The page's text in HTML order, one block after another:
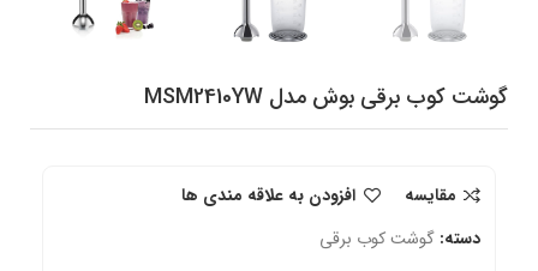
گوشت کوب برقی بوش مدل MSM2410YW
مقایسه
افزودن به علاقه مندی ها
دسته: گوشت کوب برقی